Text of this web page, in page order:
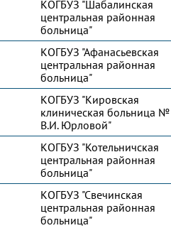
КОГБУЗ "Шабалинская
центральная районная
больница"
КОГБУЗ "Афанасьевская
центральная районная
больница"
КОГБУЗ "Кировская
клиническая больница
В.И. Юрловой"
КОГБУЗ "Котельничская
центральная районная
больница"
КОГБУЗ "Свечинская
центральная районная
больница"